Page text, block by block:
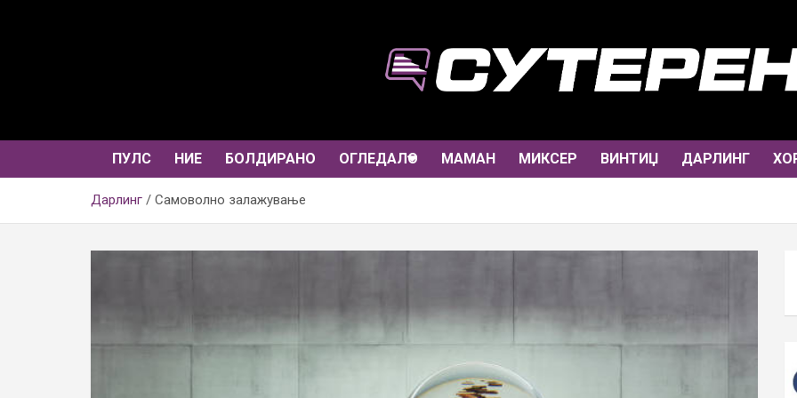
ПУЛС НИЕ БОЛДИРАНО ОГЛЕДАЛО МАМАН МИКСЕР ВИНТИЏ ДАРЛИНГ
Дарлинг Самоволно залажување